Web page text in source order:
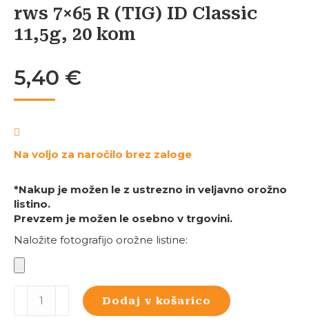
rws 7×65 R (TIG) ID Classic
11,5g, 20 kom
5,40 €
Na voljo za naročilo brez zaloge
*Nakup je možen le z ustrezno in veljavno orožno
listino.
Prevzem je možen le osebno v trgovini.
Naložite fotografijo orožne listine:
Dodaj v košarico